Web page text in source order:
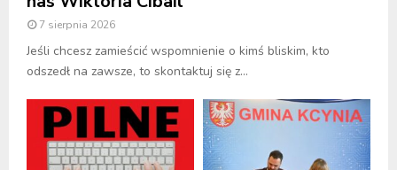
7 sierpnia 2026
Jeśli chcesz zamieścić wspomnienie o kimś bliskim, kto
odszedł na zawsze, to skontaktuj się z...